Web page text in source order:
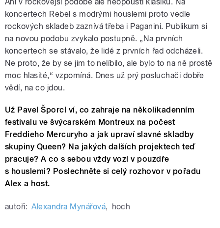
koncertech Rebel s modrými houslemi proto vedle
rockových skladeb zaznívá třeba i Paganini. Publikum si
na novou podobu zvykalo postupně. „Na prvních
koncertech se stávalo, že lidé z prvních řad odcházeli.
Ne proto, že by se jim to nelíbilo, ale bylo to na ně prostě
moc hlasité,“ vzpomíná. Dnes už prý posluchači dobře
vědí, na co jdou.
Už Pavel Šporcl ví, co zahraje na několikadenním
festivalu ve švýcarském Montreux na počest
Freddieho Mercuryho a jak upraví slavné skladby
skupiny Queen? Na jakých dalších projektech teď
pracuje? A co s sebou vždy vozí v pouzdře
s houslemi? Poslechněte si celý rozhovor v pořadu
Alex a host.
autoři: Alexandra Mynářová, hoch